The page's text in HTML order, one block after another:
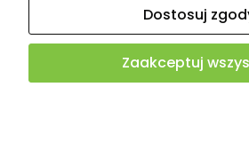
Dostosuj
Zaakceptuj
4.9